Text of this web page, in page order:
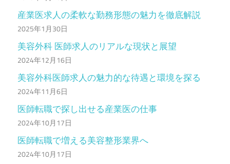
産業医求人の柔軟な勤務形態の魅力を徹底解説
2025年1月30日
美容外科 医師求人のリアルな現状と展望
2024年12月16日
美容外科医師求人の魅力的な待遇と環境を探る
2024年11月6日
医師転職で探し出せる産業医の仕事
2024年10月17日
医師転職で増える美容整形業界へ
2024年10月17日